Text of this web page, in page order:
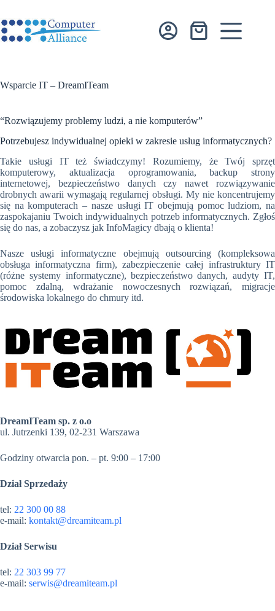
treści
Koszyk
Wsparcie IT – DreamITeam
“Rozwiązujemy problemy ludzi, a nie komputerów”
Potrzebujesz indywidualnej opieki w zakresie usług informatycznych?
Takie usługi IT też świadczymy! Rozumiemy, że Twój sprzęt
komputerowy, aktualizacja oprogramowania, backup strony
internetowej, bezpieczeństwo danych czy nawet rozwiązywanie
drobnych awarii wymagają regularnej obsługi. My nie koncentrujemy
się na komputerach – nasze usługi IT obejmują pomoc ludziom, na
zaspokajaniu Twoich indywidualnych potrzeb informatycznych. Zgłoś
się do nas, a zobaczysz jak InfoMagicy dbają o klienta!
Nasze usługi informatyczne obejmują outsourcing (kompleksowa
obsługa informatyczna firm), zabezpieczenie całej infrastruktury IT
(różne systemy informatyczne), bezpieczeństwo danych, audyty IT,
pomoc zdalną, wdrażanie nowoczesnych rozwiązań, migracje
środowiska lokalnego do chmury itd.
DreamITeam sp. z o.o
ul. Jutrzenki 139, 02-231 Warszawa
Godziny otwarcia pon. – pt. 9:00 – 17:00
Dział Sprzedaży
tel: 22 300 00 88
e-mail: kontakt@dreamiteam.pl
Dział Serwisu
tel: 22 303 99 77
e-mail: serwis@dreamiteam.pl